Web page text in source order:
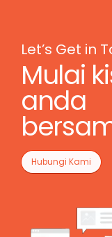
Let’s Get in
Mulai
anda
Hubungi Kami